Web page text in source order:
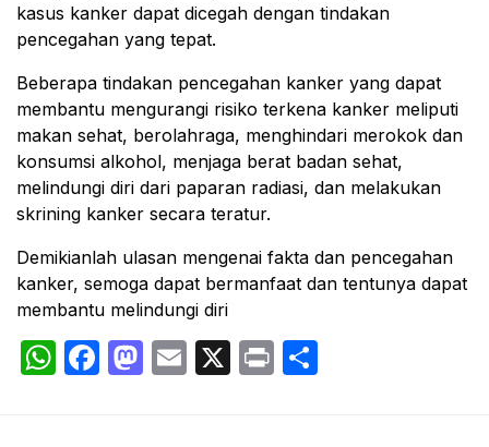
kasus kanker dapat dicegah dengan tindakan
pencegahan yang tepat.
Beberapa tindakan pencegahan kanker yang dapat
membantu mengurangi risiko terkena kanker meliputi
makan sehat, berolahraga, menghindari merokok dan
konsumsi alkohol, menjaga berat badan sehat,
melindungi diri dari paparan radiasi, dan melakukan
skrining kanker secara teratur.
Demikianlah ulasan mengenai fakta dan pencegahan
kanker, semoga dapat bermanfaat dan tentunya dapat
membantu melindungi diri
WhatsApp
Facebook
Mastodon
Email
X Print